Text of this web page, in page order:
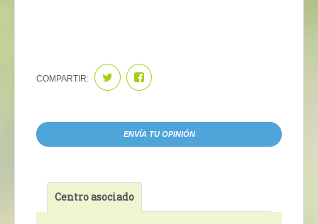
COMPARTIR:
ENVÍA TU OPINIÓN
Centro asociado